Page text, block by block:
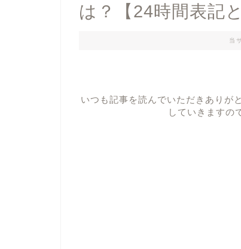
は？【24時間表記
当
いつも記事を読んでいただきありが
していきますの